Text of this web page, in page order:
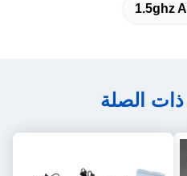
1.5ghz
ذات الصلة